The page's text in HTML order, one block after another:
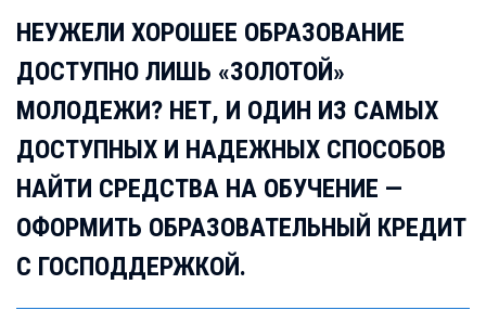
НЕУЖЕЛИ ХОРОШЕЕ ОБРАЗОВАНИЕ
ДОСТУПНО ЛИШЬ «ЗОЛОТОЙ»
МОЛОДЕЖИ? НЕТ, И ОДИН ИЗ САМЫХ
ДОСТУПНЫХ И НАДЕЖНЫХ СПОСОБОВ
НАЙТИ СРЕДСТВА НА ОБУЧЕНИЕ —
ОФОРМИТЬ ОБРАЗОВАТЕЛЬНЫЙ КРЕДИТ
С ГОСПОДДЕРЖКОЙ.